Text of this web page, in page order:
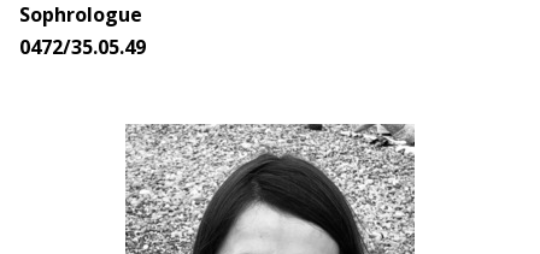
Sophrologue
0472/35.05.49